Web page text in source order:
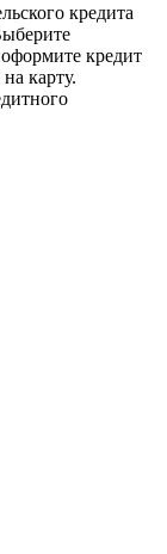
кредита
кредит
карту.